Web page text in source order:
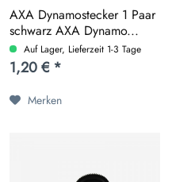
AXA Dynamostecker 1 Paar
schwarz AXA Dynamo...
Auf Lager, Lieferzeit 1-3 Tage
1,20 € *
Merken